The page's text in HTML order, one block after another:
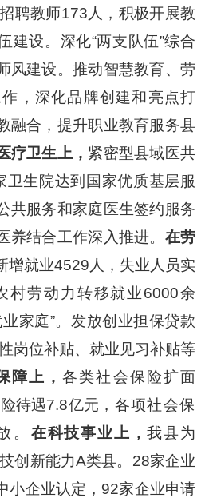
招聘教师173 人，积极开展教
建设。深化“两支队伍”综合
风建设。推动智慧教育、劳
，深化品牌创建和亮点打
融合，提升职业教育服务县
疗卫生上， 紧密型县域医共
卫生院达到国家优质基层服
共服务和家庭医生签约服务
养结合工作深入推进。 在劳
增就业4529 人，失业人员实
村劳动力转移就业6000余
家庭”。发放创业担保贷款
岗位补贴、就业见习补贴等
障上，各类社会保险扩面
待遇7.8亿元 ， 各项社会保
。 在科技事业上，我县为
创新能力A类县。 28家企业
小企业认定， 92家企业申请